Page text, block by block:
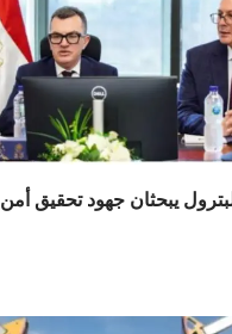
يبحثان جهود تحقيق أمن